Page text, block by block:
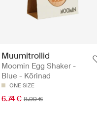
Muumitrollid
Moomin Egg Shaker -
Blue - Kõrinad
ONE SIZE
6.74 € 8.99 €